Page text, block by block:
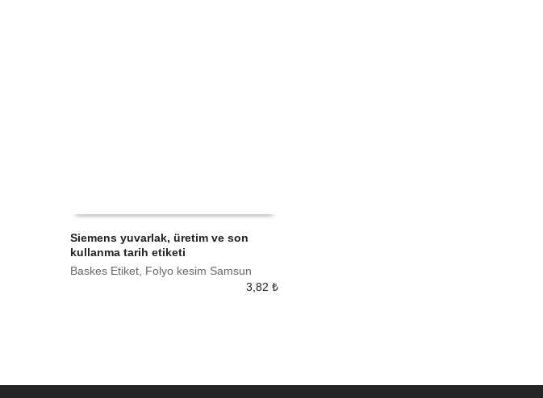
Siemens yuvarlak, üretim ve son
kullanma tarih etiketi
Baskes Etiket, Folyo kesim Samsun
3,82 ₺